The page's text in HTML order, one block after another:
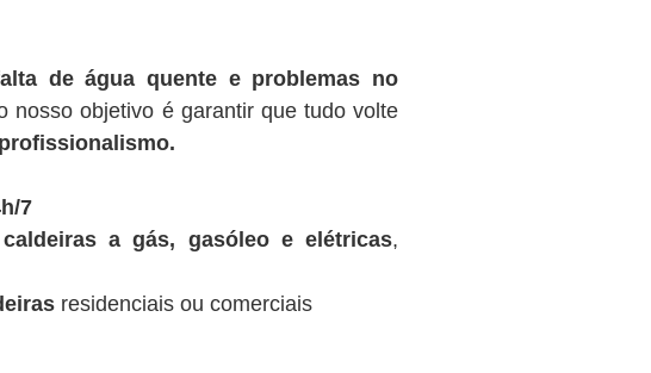
de água quente e problemas no
nosso objetivo é garantir que tudo volte
7
a gás, gasóleo e elétricas,
residenciais ou comerciais